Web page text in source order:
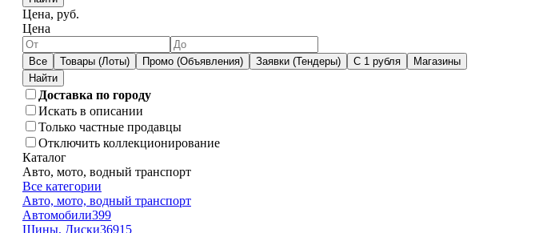
Цена, руб.
Цена
Все Товары (Лоты) Промо (Объявления) Заявки (Тендеры) С 1 рубля Магазины
Доставка по городу
Искать в описании
Только частные продавцы
Отключить коллекционирование
Каталог
Авто, мото, водный транспорт
Все категории
Авто, мото, водный транспорт
Автомобили399
Шины, Диски36915